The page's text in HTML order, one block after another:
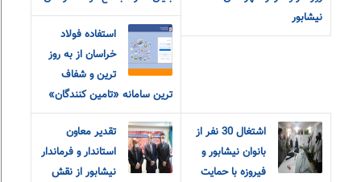
نیشابور
استفاده فولاد
خراسان از به روز
ترین و شفاف
ترین سامانه «تامین کنندگان»
اشتغال 30 نفر از
بانوان نیشابور و
فیروزه با حمایت
تقدیر معاون
استاندار و فرماندار
نیشابور از نقش